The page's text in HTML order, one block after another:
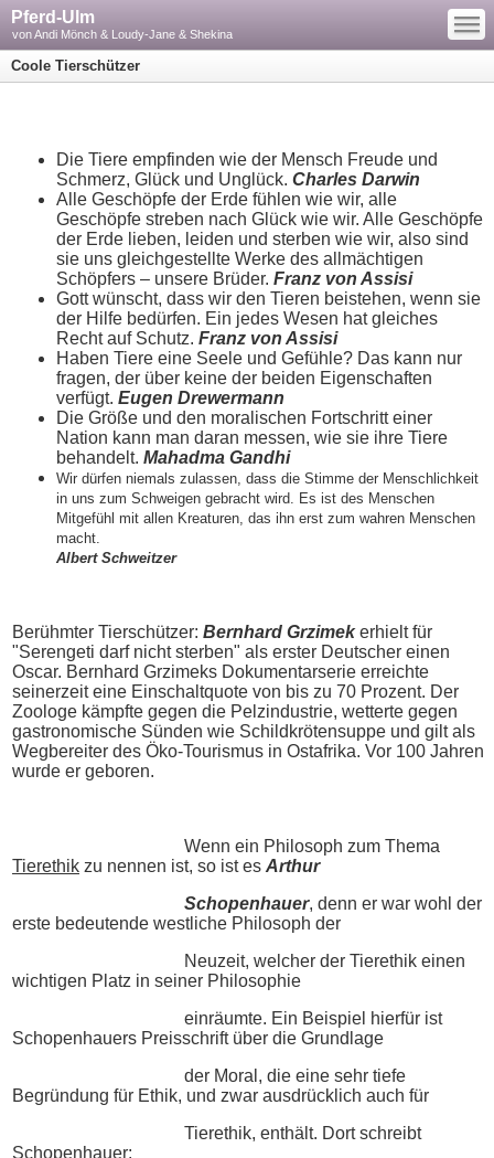
Pferd-Ulm
von Andi Mönch & Loudy-Jane & Shekina
—
—
—
Coole Tierschützer
Die Tiere empfinden wie der Mensch Freude und
Schmerz, Glück und Unglück. Charles Darwin
Alle Geschöpfe der Erde fühlen wie wir, alle
Geschöpfe streben nach Glück wie wir. Alle Geschöpfe
der Erde lieben, leiden und sterben wie wir, also sind
sie uns gleichgestellte Werke des allmächtigen
Schöpfers – unsere Brüder. Franz von Assisi
Gott wünscht, dass wir den Tieren beistehen, wenn sie
der Hilfe bedürfen. Ein jedes Wesen hat gleiches
Recht auf Schutz. Franz von Assisi
Haben Tiere eine Seele und Gefühle? Das kann nur
fragen, der über keine der beiden Eigenschaften
verfügt. Eugen Drewermann
Die Größe und den moralischen Fortschritt einer
Nation kann man daran messen, wie sie ihre Tiere
behandelt. Mahadma Gandhi
Wir dürfen niemals zulassen, dass die Stimme der Menschlichkeit
in uns zum Schweigen gebracht wird. Es ist des Menschen
Mitgefühl mit allen Kreaturen, das ihn erst zum wahren Menschen
macht.
Albert Schweitzer
Berühmter Tierschützer: Bernhard Grzimekerhielt für
"Serengeti darf nicht sterben" als erster Deutscher einen
Oscar. Bernhard Grzimeks Dokumentarserie erreichte
seinerzeit eine Einschaltquote von bis zu 70 Prozent. Der
Zoologe kämpfte gegen die Pelzindustrie, wetterte gegen
gastronomische Sünden wie Schildkrötensuppe und gilt als
Wegbereiter des Öko-Tourismus in Ostafrika. Vor 100 Jahren
wurde er geboren.
Wenn ein Philosoph zum Thema
Tierethik zu nennen ist, so ist es Arthur
Schopenhauer, denn er war wohl der
erste bedeutende westliche Philosoph der
Neuzeit, welcher der Tierethik einen
wichtigen Platz in seiner Philosophie
einräumte. Ein Beispiel hierfür ist
Schopenhauers Preisschrift über die Grundlage
der Moral, die eine sehr tiefe
Begründung für Ethik, und zwar ausdrücklich auch für
Tierethik, enthält. Dort schreibt
Schopenhauer: